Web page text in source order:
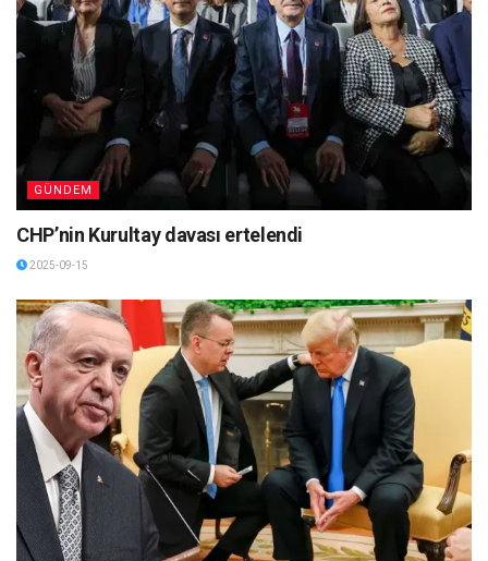
GÜNDEM
CHP’nin Kurultay davası ertelendi
2025-09-15